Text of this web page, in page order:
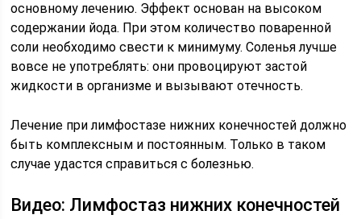
основному лечению. Эффект основан на высоком
содержании йода. При этом количество поваренной
соли необходимо свести к минимуму. Соленья лучше
вовсе не употреблять: они провоцируют застой
жидкости в организме и вызывают отечность.
Лечение при лимфостазе нижних конечностей должно
быть комплексным и постоянным. Только в таком
случае удастся справиться с болезнью.
Видео: Лимфостаз нижних конечностей